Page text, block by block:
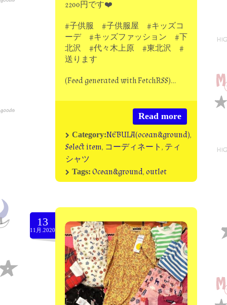
2200円です❤️
#子供服 #子供服屋 #キッズコ
ーデ #キッズファッション #下
北沢 #代々木上原 #東北沢 #
送ります
(Feed generated with FetchRSS)…
Read more
Category:NEBULA(ocean&ground),
Select item, コーディネート, ティ
シャツ
Tags: Ocean&ground,outlet
13
11月.2020